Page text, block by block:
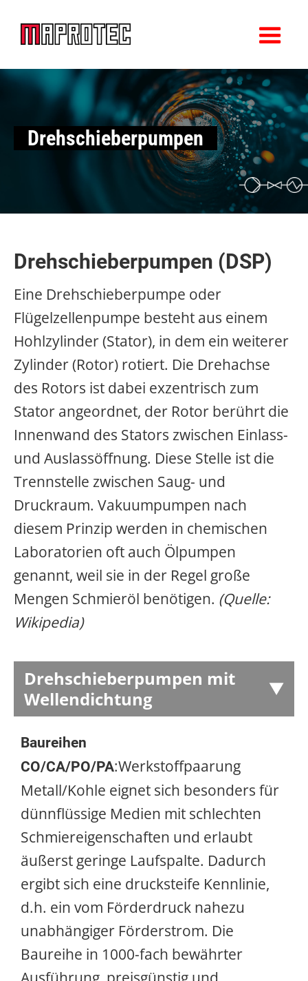
Drehschieberpumpen
Drehschieberpumpen (DSP)
Eine Drehschieberpumpe oder
Flügelzellenpumpe besteht aus einem
Hohlzylinder (Stator), in dem ein weiterer
Zylinder (Rotor) rotiert. Die Drehachse
des Rotors ist dabei exzentrisch zum
Stator angeordnet, der Rotor berührt die
Innenwand des Stators zwischen Einlass-
und Auslassöffnung. Diese Stelle ist die
Trennstelle zwischen Saug- und
Druckraum. Vakuumpumpen nach
diesem Prinzip werden in chemischen
Laboratorien oft auch Ölpumpen
genannt, weil sie in der Regel große
Mengen Schmieröl benötigen. (Quelle:
Wikipedia)
Drehschieberpumpen mit
Wellendichtung
Baureihen
CO/CA/PO/PA:Werkstoffpaarung
Metall/Kohle eignet sich besonders für
dünnflüssige Medien mit schlechten
Schmiereigenschaften und erlaubt
äußerst geringe Laufspalte. Dadurch
ergibt sich eine drucksteife Kennlinie,
d.h. ein vom Förderdruck nahezu
unabhängiger Förderstrom. Die
Baureihe in 1000-fach bewährter